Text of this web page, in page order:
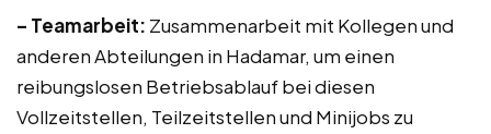
– Teamarbeit: Zusammenarbeit mit Kollegen und
anderen Abteilungen in Hadamar, um einen
reibungslosen Betriebsablauf bei diesen
Vollzeitstellen, Teilzeitstellen und Minijobs zu